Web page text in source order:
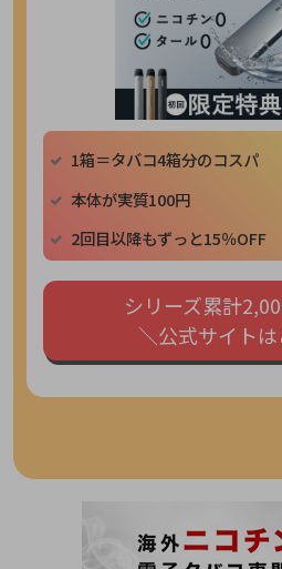
1箱＝タバコ4箱分のコスパ
本体が実質100円
2回目以降もずっと15％OFF
シリーズ累計
＼公式サイト